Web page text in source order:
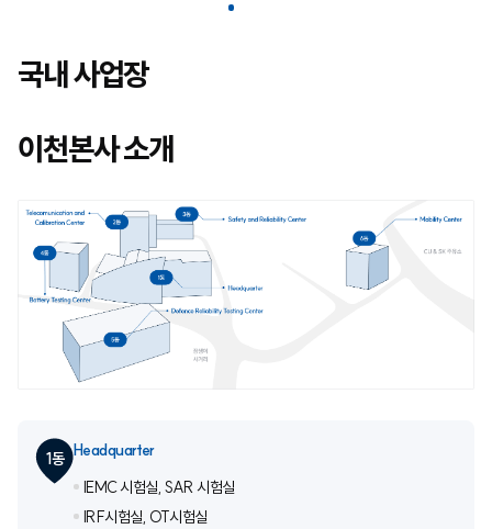
국내 사업장
이천본사 소개
1동 Headquarter
lEMC 시험실, SAR 시험실
lRF시험실, OT시험실